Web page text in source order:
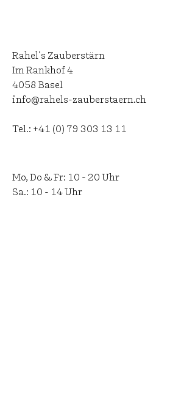
Rahel's Zauberstärn
Im Rankhof 4
4058 Basel
info@rahels-zauberstaern.ch
Tel.: +41 (0) 79 303 13 11
Mo, Do & Fr: 10 - 20 Uhr
​​Sa.: 10 - 14 Uhr